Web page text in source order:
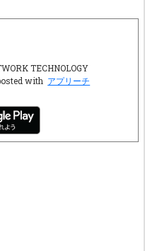
TECHNOLOGY
with アプリーチ